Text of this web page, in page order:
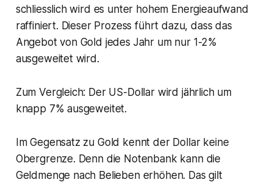
schliesslich wird es unter hohem Energieaufwand
raffiniert. Dieser Prozess führt dazu, dass das
Angebot von Gold jedes Jahr um nur 1-2%
ausgeweitet wird.
Zum Vergleich: Der US-Dollar wird jährlich um
knapp 7% ausgeweitet.
Im Gegensatz zu Gold kennt der Dollar keine
Obergrenze. Denn die Notenbank kann die
Geldmenge nach Belieben erhöhen. Das gilt